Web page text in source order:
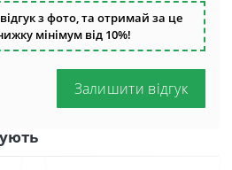
з фото, та отримай за це
мінімум від 10%!
Залишити відгук